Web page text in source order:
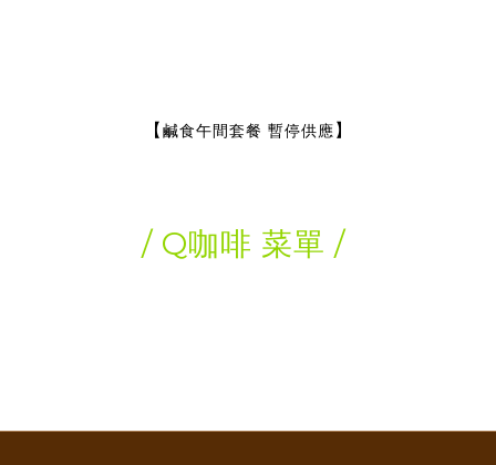
【 鹹食午間套餐 暫停供應 】
/ Q咖啡 菜單 /